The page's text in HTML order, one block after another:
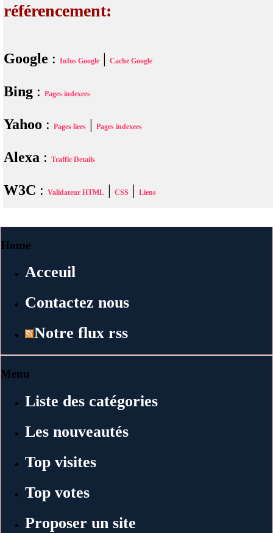
référencement:
Google : Infos Google | Cache Google
Bing : Pages indexees
Yahoo : Pages liees | Pages indexees
Alexa : Traffic Details
W3C : Validateur HTML | CSS | Liens
Home
Acceuil
Contactez nous
Notre flux rss
Menu
Liste des catégories
Les nouveautés
Top visites
Top votes
Proposer un site